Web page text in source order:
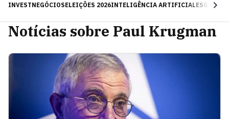
INVESTNEGÓCIOSELEIÇÕES 2026INTELIGÊNCIA ARTIFICIALESG
Notícias sobre Paul Krugman